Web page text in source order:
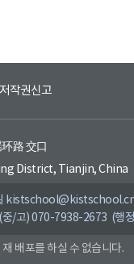
저작권신고
路 交口
District, Tianjin, China
/고) 070-7938-2673 (행
배포를 하실 수 없습니다.